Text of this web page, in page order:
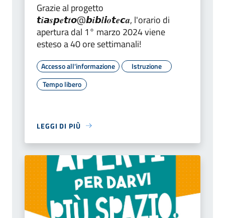
Grazie al progetto
𝙩𝒊𝙖𝒔𝙥𝒆𝙩𝒕𝙤@𝙗𝒊𝙗𝒍𝙞𝒐𝙩𝒆𝙘𝒂, l'orario di
apertura dal 1° marzo 2024 viene
esteso a 40 ore settimanali!
Accesso all'informazione
Istruzione
Tempo libero
LEGGI DI PIÙ